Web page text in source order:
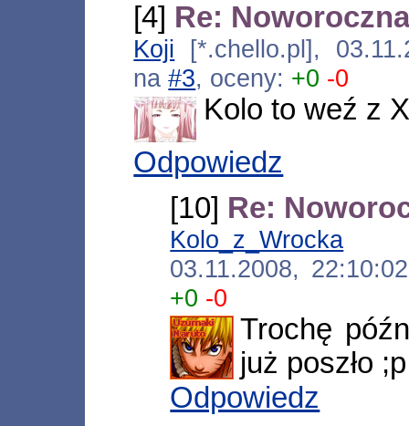
[4] Re:
Koji [*.chello.pl],
na#3, oceny: +0 -0
Kolo to weź z
Odpowiedz
[10] Re:
Kolo_z_Wrocka
03.11.2008,
+0 -0
Trochę
już poszło ;p
Odpowiedz